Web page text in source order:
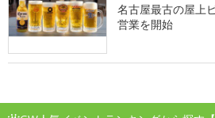
名古屋最古の屋上
営業を開始